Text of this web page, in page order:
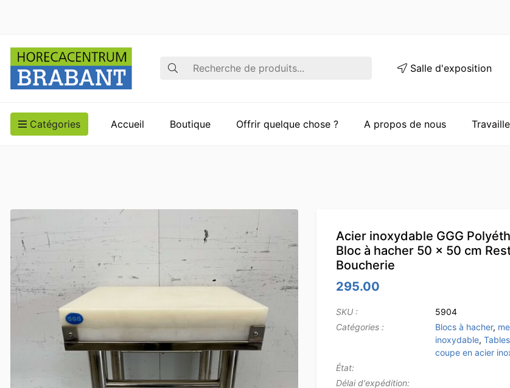
Recherche Salle d'exposition
Catégories Accueil Boutique Offrir quelque chose ? A propos de nous
Acier inoxydable GGG
Bloc à hacher 50 x 50 cm
Boucherie
295.00
SKU :
5904
Catégories :
Blocs à hacher,
inoxydable,
coupe en acier
État:
Délai d'expédition: